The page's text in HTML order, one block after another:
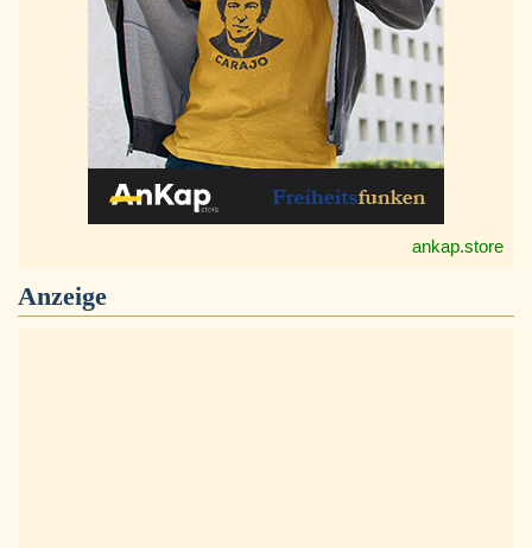
ankap.store
Anzeige